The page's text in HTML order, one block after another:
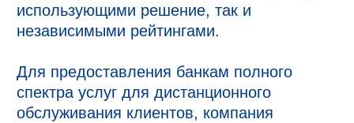
использующими решение, так и
независимыми рейтингами.
Для предоставления банкам полного
спектра услуг для дистанционного
обслуживания клиентов, компания